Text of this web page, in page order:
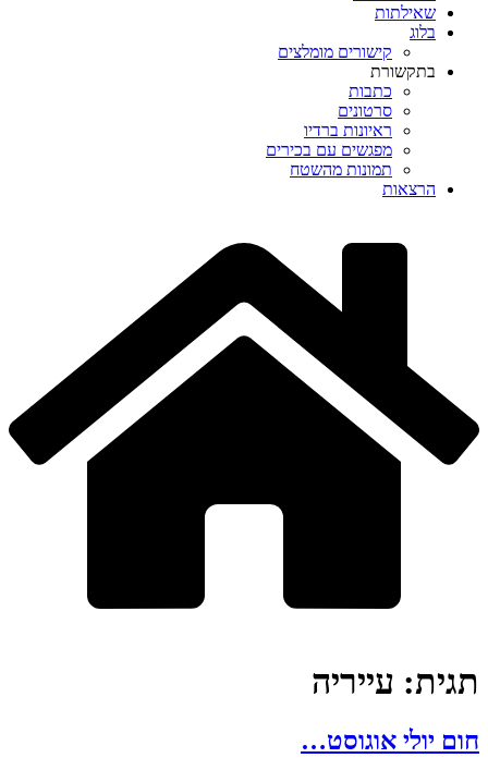
שאילתות
בלוג
קישורים מומלצים
בתקשורת
כתבות
סרטונים
ראיונות ברדיו
מפגשים עם בכירים
תמונות מהשטח
הרצאות
תגית: עייריה
חום יולי אוגוסט…